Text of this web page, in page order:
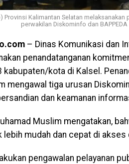
Kalimantan Selatan
perwakilan Diskominfo dan
– Dinas Komunikasi dan
penandatanganan
kabupaten/kota di Kalsel.
mengawal tiga urusan
dan keamanan
Muslim mengatakan,
lebih mudah dan cepat di akses
pengawalan pelayanan